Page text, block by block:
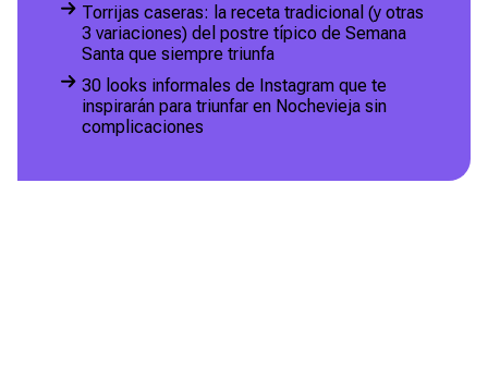
Torrijas caseras: la receta tradicional (y otras
3 variaciones) del postre típico de Semana
Santa que siempre triunfa
30 looks informales de Instagram que te
inspirarán para triunfar en Nochevieja sin
complicaciones